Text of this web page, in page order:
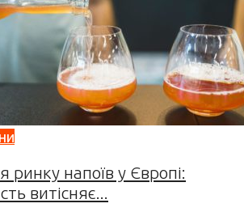
ринку напоїв у Європі:
витісняє...